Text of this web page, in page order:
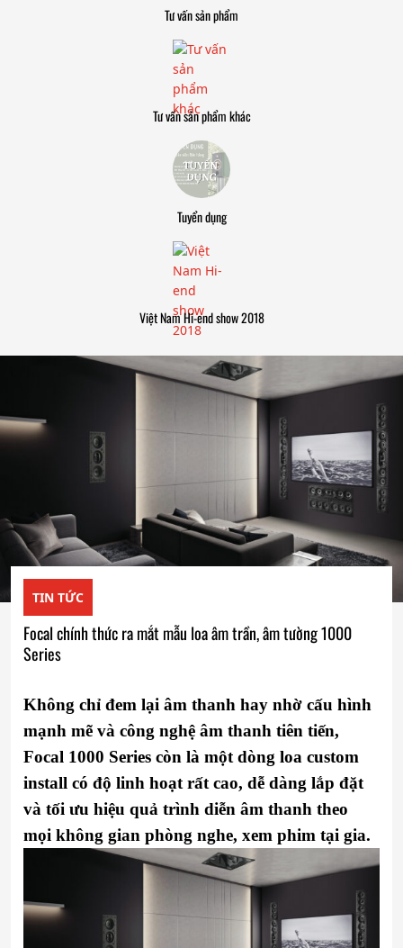
Tư vấn sản phẩm
Tư vấn sản phẩm khác
Tuyển dụng
Việt Nam Hi-end show 2018
TIN TỨC
Focal chính thức ra mắt mẫu loa âm trần, âm tường 1000
Series
Không chỉ đem lại âm thanh hay nhờ cấu hình
mạnh mẽ và công nghệ âm thanh tiên tiến,
Focal 1000 Series còn là một dòng loa custom
install có độ linh hoạt rất cao, dễ dàng lắp đặt
và tối ưu hiệu quả trình diễn âm thanh theo
mọi không gian phòng nghe, xem phim tại gia.